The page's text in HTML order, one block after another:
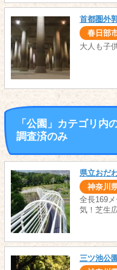
首都圏外
春日部
大人も子
「公園」カテゴリ
調査済のみ
県立おだ
神奈川
全長169
気！芝生
三ツ池公園